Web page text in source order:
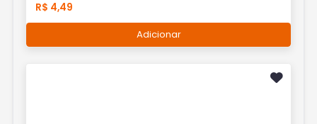
R$ 4,49
Adicionar